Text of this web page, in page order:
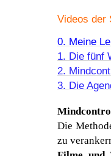
Videos der
0. Meine
1. Die fünf
2.
3. Die
Die
zu